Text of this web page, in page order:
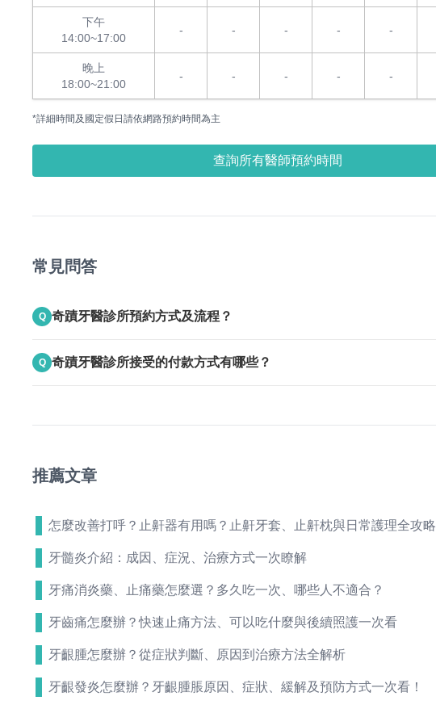
下午
14:00~17:00
- - - - -
晚上
18:00~21:00
- - - - -
*詳細時間及國定假日請依網路預約時間為主
查詢所有醫師預約時間
常見問答
Q 奇蹟牙醫診所預約方式及流程？
Q 奇蹟牙醫診所接受的付款方式有哪些？
推薦文章
怎麼改善打呼？止鼾器有用嗎？止鼾牙套、止鼾枕與日常護理全攻略
牙髓炎介紹：成因、症況、治療方式一次瞭解
牙痛消炎藥、止痛藥怎麼選？多久吃一次、哪些人不適合？
牙齒痛怎麼辦？快速止痛方法、可以吃什麼與後續照護一次看
牙齦腫怎麼辦？從症狀判斷、原因到治療方法全解析
牙齦發炎怎麼辦？牙齦腫脹原因、症狀、緩解及預防方式一次看！